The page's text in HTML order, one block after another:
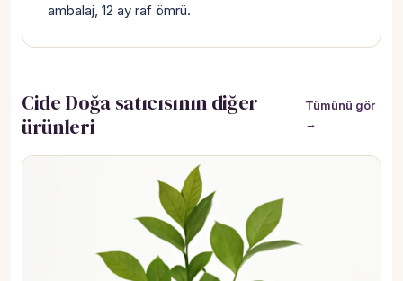
ambalaj, 12 ay raf ömrü.
Cide Doğa satıcısının diğer
ürünleri
Tümünü gör
→